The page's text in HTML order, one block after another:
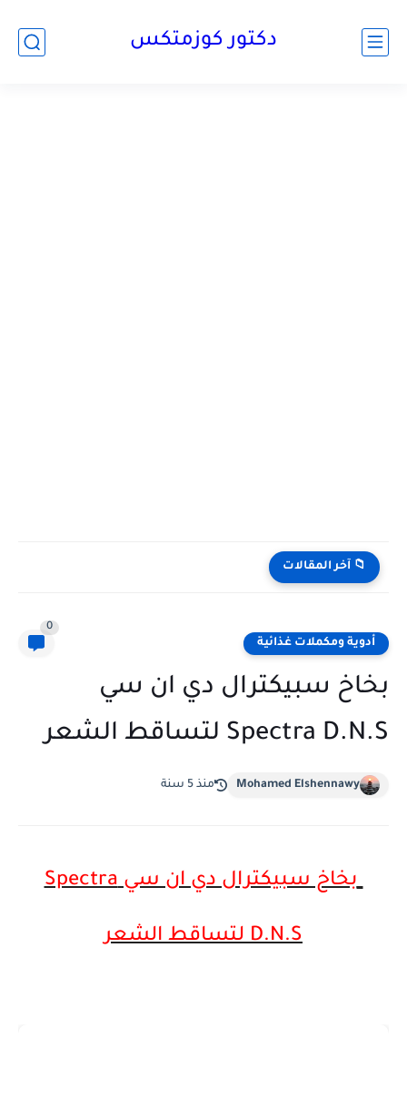
دكتور كوزمتكس
📁 آخر المقالات
أدوية ومكملات غذائية
0
بخاخ سبيكترال دي ان سي
Spectra D.N.S لتساقط الشعر
Mohamed Elshennawy منذ 5 سنة
بخاخ سبيكترال دي ان سي Spectra
D.N.S لتساقط الشعر